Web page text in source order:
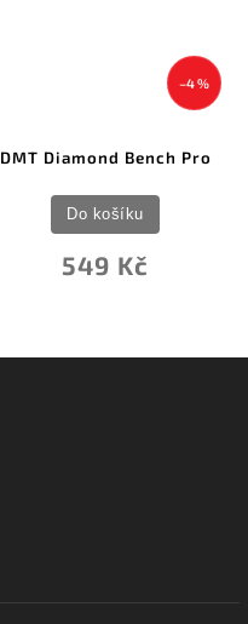
–4 %
DMT Diamond Bench Pro
549 Kč
Do košíku